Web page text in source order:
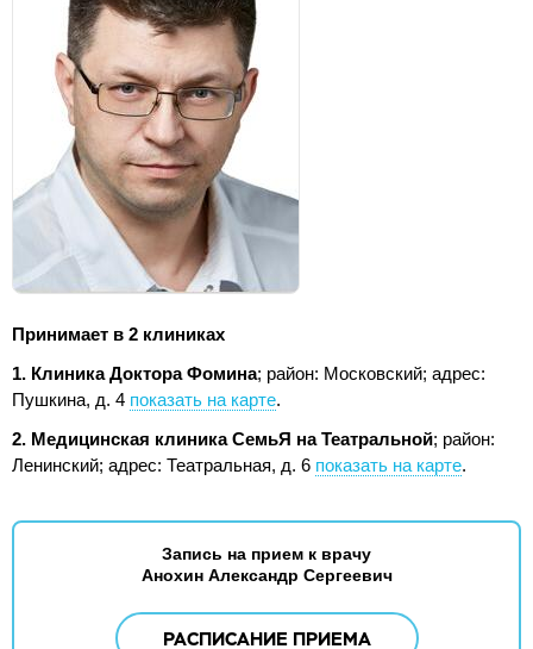
Принимает в 2 клиниках
1. Клиника Доктора Фомина; район: Московский; адрес:
Пушкина, д. 4 показать на карте.
2. Медицинская клиника СемьЯ на Театральной; район:
Ленинский; адрес: Театральная, д. 6 показать на карте.
Запись на прием к врачу
Анохин Александр Сергеевич
РАСПИСАНИЕ ПРИЕМА